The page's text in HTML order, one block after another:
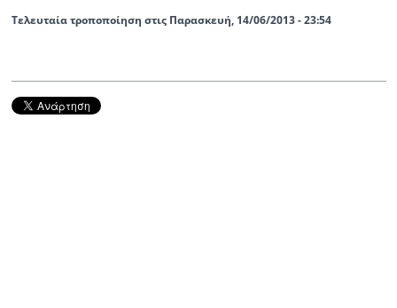
Τελευταία τροποποίηση στις Παρασκευή, 14/06/2013 - 23:54